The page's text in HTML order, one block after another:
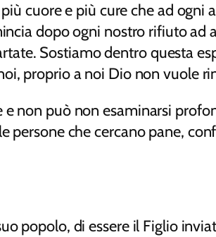
cuore e più cure che ad ogni
dopo ogni nostro rifiuto ad
Sostiamo dentro questa
proprio a noi Dio non vuole
non può non esaminarsi
che cercano pane,
popolo, di essere il Figlio